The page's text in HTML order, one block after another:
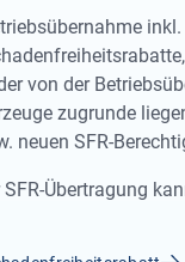
von der
zugrunde
neuen SFR-
Übertragung